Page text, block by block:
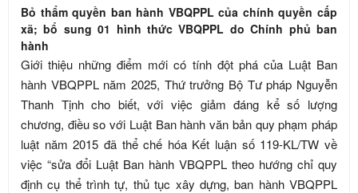
Bỏ thẩm quyền ban hành VBQPPL của chính quyền cấp
xã; bổ sung 01 hình thức VBQPPL do Chính phủ ban
hành
Giới thiệu những điểm mới có tính đột phá của Luật Ban
hành VBQPPL năm 2025, Thứ trưởng Bộ Tư pháp Nguyễn
Thanh Tịnh cho biết, với việc giảm đáng kể số lượng
chương, điều so với Luật Ban hành văn bản quy phạm pháp
luật năm 2015 đã thể chế hóa Kết luận số 119-KL/TW về
việc “sửa đổi Luật Ban hành VBQPPL theo hướng chỉ quy
định cụ thể trình tự, thủ tục xây dựng, ban hành VBQPPL